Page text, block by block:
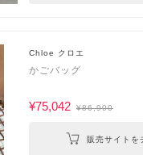
Chloe クロエ
かごバッグ
¥75,042 ¥86,900
販売サイトを